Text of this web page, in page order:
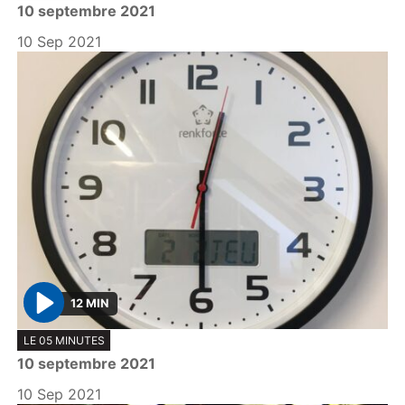
a
y
10 septembre 2021
10 Sep 2021
P
l
a
y
12 MIN
LE 05 MINUTES
10 septembre 2021
10 Sep 2021